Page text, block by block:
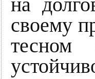
на
своему
тесном